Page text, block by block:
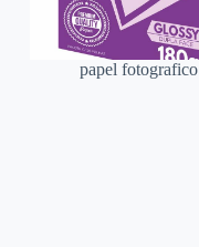
papel fotografico